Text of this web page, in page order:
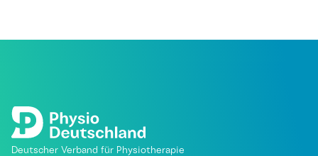
Deutscher Verband für Physiotherapie